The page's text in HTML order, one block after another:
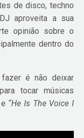
de disco, techno
aproveita a sua
opinião sobre o
dentro do
é não deixar
tocar músicas
e “He Is The Voice I